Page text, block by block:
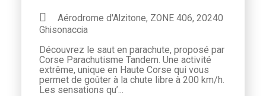
Aérodrome d'Alzitone, ZONE 406, 20240
Ghisonaccia
Décou­vrez le saut en para­chute, pro­posé par
Corse Para­chutisme Tan­dem. Une activ­ité
extrême, unique en Haute Corse qui vous
per­met de goûter à la chute libre à 200 km/h.
Les sen­sa­tions qu’...